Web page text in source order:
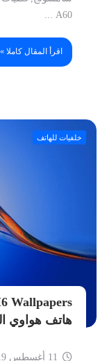
A60 ...
اقرأ المقال كاملا »
خلفيات للهاتف
هاتف هواوي